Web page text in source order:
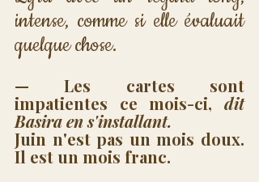
intense, comme si elle évaluait
quelque chose.
— Les cartes sont
impatientes ce mois-ci, dit
Basira en s'installant.
Juin n'est pas un mois doux.
Il est un mois franc.